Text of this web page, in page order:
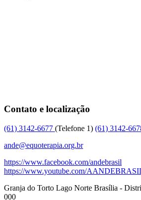
Contato e localização
(61) 3142-6677 (Telefone 1) (61) 3142-
ande@equoterapia.org.br
https://www.facebook.com/andebrasil
https://www.youtube.com/
Granja do Torto Lago Norte Brasília -
000